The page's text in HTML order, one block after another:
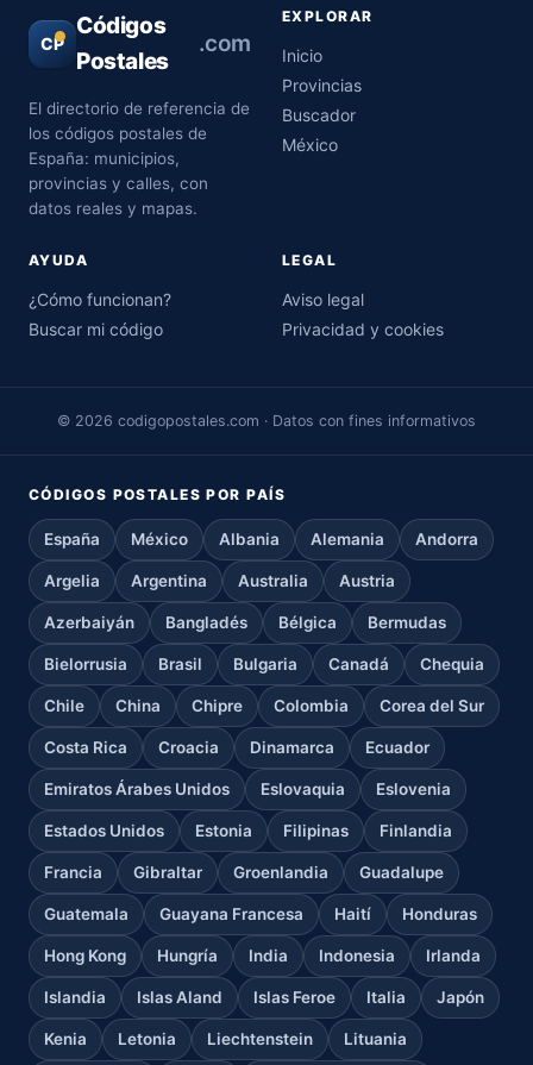
CP
Códigos
Postales
.com
El directorio de referencia de
los códigos postales de
España: municipios,
provincias y calles, con
datos reales y mapas.
EXPLORAR
Inicio
Provincias
Buscador
México
AYUDA
¿Cómo funcionan?
Buscar mi código
LEGAL
Aviso legal
Privacidad y cookies
© 2026 codigopostales.com · Datos con fines informativos
CÓDIGOS POSTALES POR PAÍS
España México Albania Alemania Andorra
Argelia Argentina Australia Austria
Azerbaiyán Bangladés Bélgica Bermudas
Bielorrusia Brasil Bulgaria Canadá Chequia
Chile China Chipre Colombia Corea del Sur
Costa Rica Croacia Dinamarca Ecuador
Emiratos Árabes Unidos Eslovaquia Eslovenia
Estados Unidos Estonia Filipinas Finlandia
Francia Gibraltar Groenlandia Guadalupe
Guatemala Guayana Francesa Haití Honduras
Hong Kong Hungría India Indonesia Irlanda
Islandia Islas Aland Islas Feroe Italia Japón
Kenia Letonia Liechtenstein Lituania